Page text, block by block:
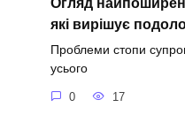
які вирішує
Проблеми стопи
усього
0 17